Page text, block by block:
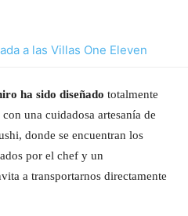
ha sido diseñado totalmente
una cuidadosa artesanía de
donde se encuentran los
por el chef y un
a transportarnos directamente